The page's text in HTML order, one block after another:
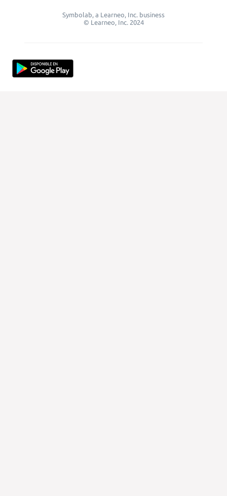
Symbolab, a Learneo, Inc. business
© Learneo, Inc. 2024